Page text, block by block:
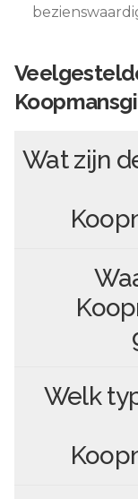
Wat zijn
Welk